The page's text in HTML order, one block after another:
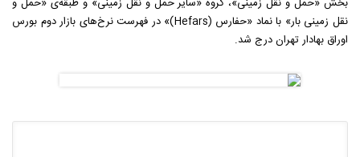
نقل زمینی بار» با نماد «حفارس (Hefars)» در فهرست نرخ‌های بازار دوم بورس
اوراق بهادار تهران درج شد.